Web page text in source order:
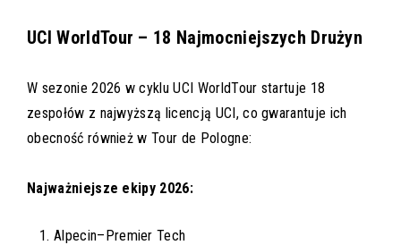
UCI WorldTour – 18 Najmocniejszych Drużyn
W sezonie 2026 w cyklu UCI WorldTour startuje 18
zespołów z najwyższą licencją UCI, co gwarantuje ich
obecność również w Tour de Pologne:
Najważniejsze ekipy 2026:
Alpecin–Premier Tech